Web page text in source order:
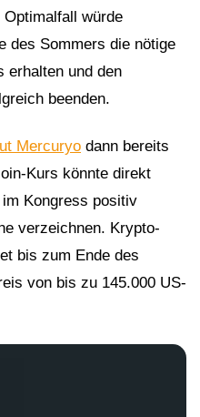
würde
des Sommers die nötige
erhalten und den
beenden.
Mercuryo dann bereits
Kurs könnte direkt
Kongress positiv
verzeichnen. Krypto-
bis zum Ende des
von bis zu 145.000 US-